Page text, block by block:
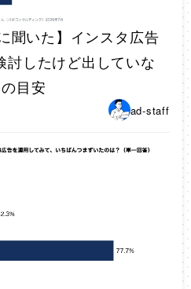
聞いた】インスタ広告
討したけど出していな
目安
ad-staff